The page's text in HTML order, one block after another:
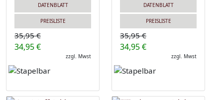
DATENBLATT
PREISLISTE
35,95 €
34,95 €
zzgl. Mwst
DATENBLATT
PREISLISTE
35,95 €
34,95 €
zzgl. Mwst